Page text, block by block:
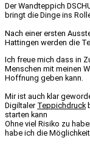
Der Wandteppich
bringt die Dinge ins
Nach einer ersten
Hattingen werden die
Ich freue mich dass in
Menschen mit meinen
Hoffnung geben kann.
Mir ist auch klar
Digiltaler Teppichdruck
starten kann
Ohne viel Risiko zu
habe ich die